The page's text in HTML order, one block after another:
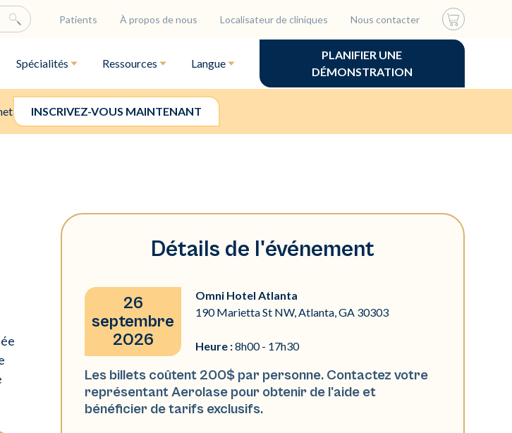
Patients À propos de nous Localisateur de cliniques Nous contacter
Spécialités Ressources Langue
PLANIFIER UNE
DÉMONSTRATION
INSCRIVEZ-VOUS MAINTENANT
Détails de l'événement
26
septembre
2026
Omni Hotel Atlanta
190 Marietta St NW, Atlanta, GA 30303
Heure :8h00 - 17h30
Les billets coûtent 200$ par personne. Contactez votre
représentant Aerolase pour obtenir de l'aide et
bénéficier de tarifs exclusifs.